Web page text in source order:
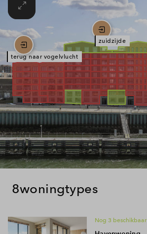
8woningtypes
Nog 3 beschikbaar
zuidzijde
terug naar vogelvlucht